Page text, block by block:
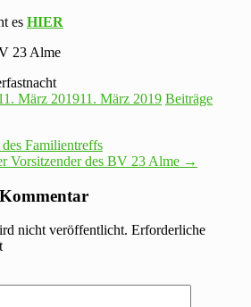
es HIER
23 Alme
März 201911. März 2019 Beiträge
Familientreffs
Vorsitzender des BV 23 Alme →
nicht veröffentlicht. Erforderliche